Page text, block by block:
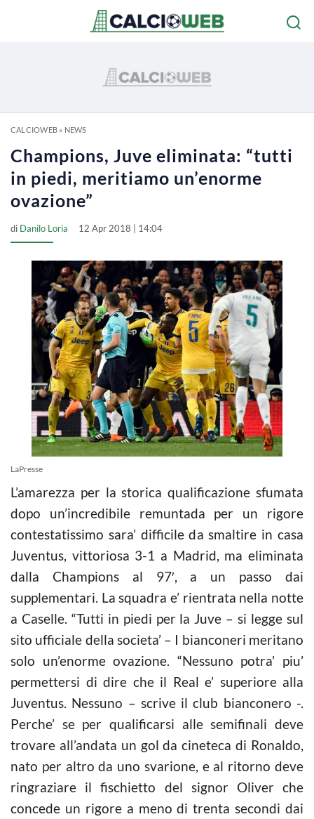
CALCIOWEB» NEWS
Champions, Juve eliminata: “tutti
in piedi, meritiamo un’enorme
ovazione”
di Danilo Loria 12 Apr 2018 | 14:04
LaPresse
L’amarezza per la storica qualificazione sfumata
dopo un’incredibile remuntada per un rigore
contestatissimo sara’ difficile da smaltire in casa
Juventus, vittoriosa 3-1 a Madrid, ma eliminata
dalla Champions al 97′, a un passo dai
supplementari. La squadra e’ rientrata nella notte
a Caselle. “Tutti in piedi per la Juve – si legge sul
sito ufficiale della societa’ – I bianconeri meritano
solo un’enorme ovazione. “Nessuno potra’ piu’
permettersi di dire che il Real e’ superiore alla
Juventus. Nessuno – scrive il club bianconero -.
Perche’ se per qualificarsi alle semifinali deve
trovare all’andata un gol da cineteca di Ronaldo,
nato per altro da uno svarione, e al ritorno deve
ringraziare il fischietto del signor Oliver che
concede un rigore a meno di trenta secondi dai